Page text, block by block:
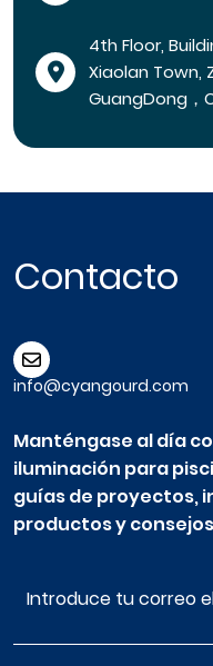
4th Floor,
Xiaolan Town,
GuangDong，
Contacto
info@cyangourd.com
Manténgase al día
iluminación para
guías de proyectos,
productos y